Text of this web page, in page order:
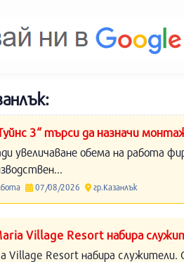
3“ търси да назначи
увеличаване обема на работа
07/08/2026 гр.Казанлък
Village Resort набира
Village Resort набира служители.